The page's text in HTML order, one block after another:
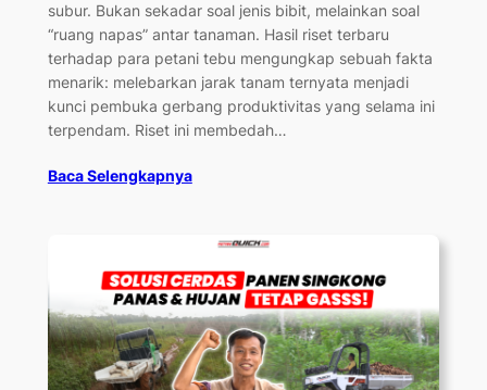
subur. Bukan sekadar soal jenis bibit, melainkan soal
“ruang napas” antar tanaman. Hasil riset terbaru
terhadap para petani tebu mengungkap sebuah fakta
menarik: melebarkan jarak tanam ternyata menjadi
kunci pembuka gerbang produktivitas yang selama ini
terpendam. Riset ini membedah…
Baca Selengkapnya